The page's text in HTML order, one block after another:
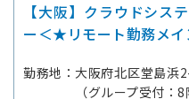
【大阪】クラウドシス
ー＜★リモート勤務メイ
勤務地
大阪府北区堂島浜
（グループ受付